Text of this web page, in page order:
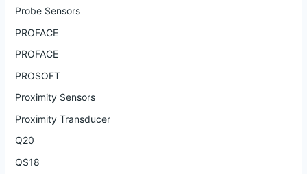
Probe Sensors
PROFACE
PROFACE
PROSOFT
Proximity Sensors
Proximity Transducer
Q20
QS18